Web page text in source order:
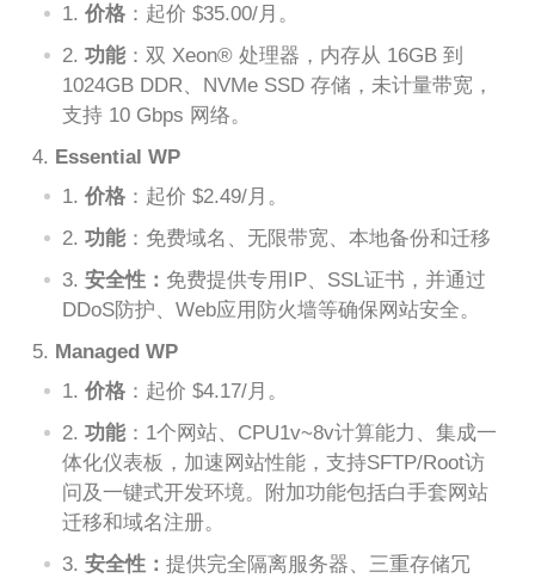
价格：起价 $35.00/月。
功能：双 Xeon® 处理器，内存从 16GB 到
1024GB DDR、NVMe SSD 存储，未计量带宽，
支持 10 Gbps 网络。
Essential WP
价格：起价 $2.49/月。
功能：免费域名、无限带宽、本地备份和迁移
安全性： 免费提供专用IP、SSL证书，并通过
DDoS防护、Web应用防火墙等确保网站安全​。
Managed WP
价格：起价 $4.17/月。
功能：1个网站、CPU1v~8v计算能力、集成一
体化仪表板，加速网站性能，支持SFTP/Root访
问及一键式开发环境。附加功能包括白手套网站
迁移和域名注册。
安全性： 提供完全隔离服务器、三重存储冗